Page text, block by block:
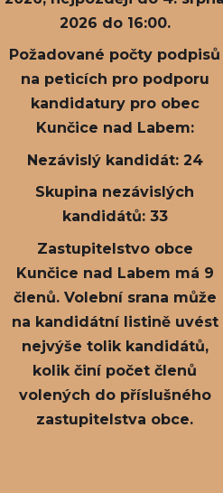
2026 do 16:00.
Požadované počty podpisů
na peticích pro podporu
kandidatury pro obec
Kunčice nad Labem:
Nezávislý kandidát: 24
Skupina nezávislých
kandidátů: 33
Zastupitelstvo obce
Kunčice nad Labem má 9
členů. Volební srana může
na kandidátní listině uvést
nejvýše tolik kandidátů,
kolik činí počet členů
volených do příslušného
zastupitelstva obce.